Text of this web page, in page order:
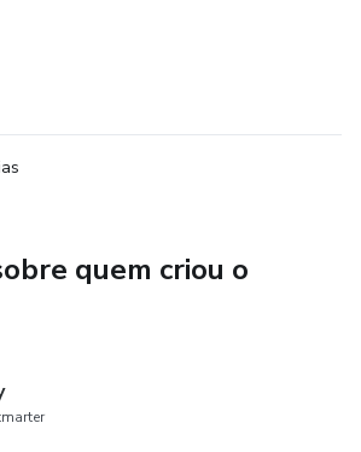
Optimization) até as tendências mais
aprofundada das melhores
implementadas para atrair e reter
Dados estatísticos atuais
primeiras páginas, destacando a
discutidas neste trabalho.
quem criou o